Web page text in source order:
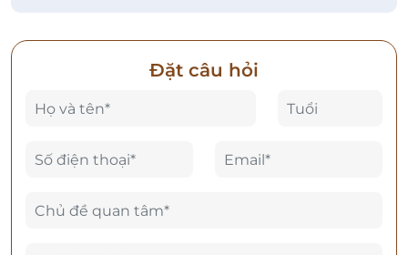
Đặt câu hỏi